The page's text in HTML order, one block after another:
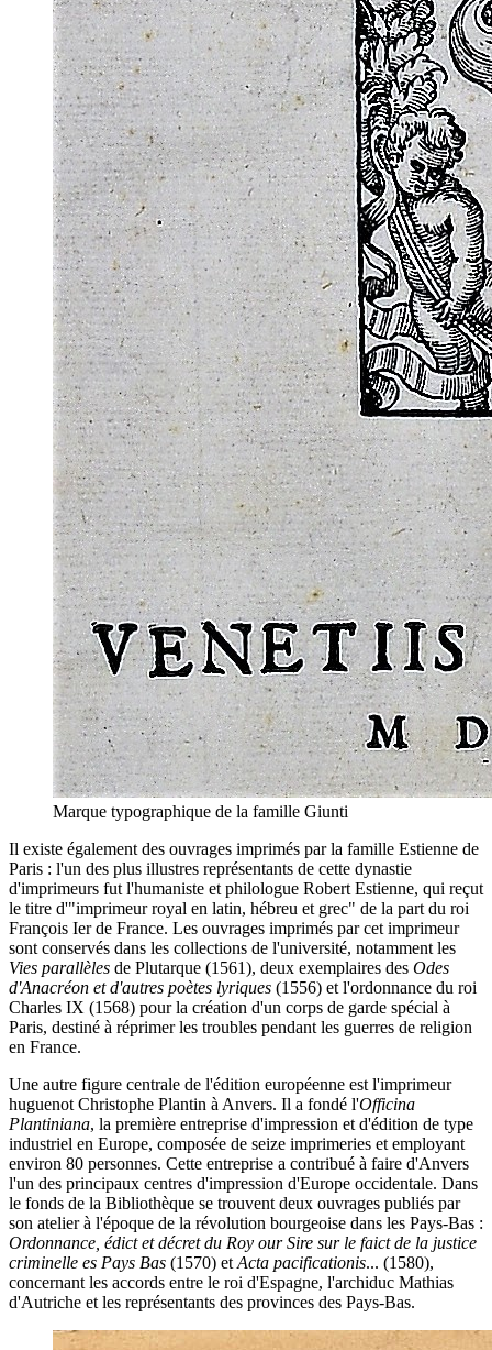
Marque typographique de la famille Giunti
Il existe également des ouvrages imprimés par la famille Estienne de
Paris : l'un des plus illustres représentants de cette dynastie
d'imprimeurs fut l'humaniste et philologue Robert Estienne, qui reçut
le titre d'"imprimeur royal en latin, hébreu et grec" de la part du roi
François Ier de France. Les ouvrages imprimés par cet imprimeur
sont conservés dans les collections de l'université, notamment les
Vies parallèles de Plutarque (1561), deux exemplaires des Odes
d'Anacréon et d'autres poètes lyriques (1556) et l'ordonnance du roi
Charles IX (1568) pour la création d'un corps de garde spécial à
Paris, destiné à réprimer les troubles pendant les guerres de religion
en France.
Une autre figure centrale de l'édition européenne est l'imprimeur
huguenot Christophe Plantin à Anvers. Il a fondé l'Officina
Plantiniana, la première entreprise d'impression et d'édition de type
industriel en Europe, composée de seize imprimeries et employant
environ 80 personnes. Cette entreprise a contribué à faire d'Anvers
l'un des principaux centres d'impression d'Europe occidentale. Dans
le fonds de la Bibliothèque se trouvent deux ouvrages publiés par
son atelier à l'époque de la révolution bourgeoise dans les Pays-Bas :
Ordonnance, édict et décret du Roy our Sire sur le faict de la justice
criminelle es Pays Bas (1570) et Acta pacificationis... (1580),
concernant les accords entre le roi d'Espagne, l'archiduc Mathias
d'Autriche et les représentants des provinces des Pays-Bas.